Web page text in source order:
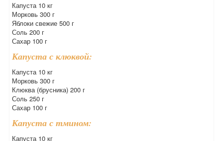
Капуста 10 кг
Морковь 300 г
Яблоки свежие 500 г
Соль 200 г
Сахар 100 г
Капуста с клюквой:
Капуста 10 кг
Морковь 300 г
Клюква (брусника) 200 г
Соль 250 г
Сахар 100 г
Капуста с тмином:
Капуста 10 кг